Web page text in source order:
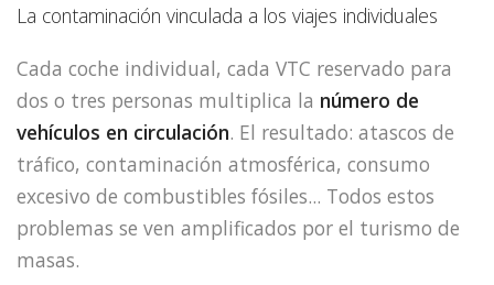
La contaminación vinculada a los viajes individuales
Cada coche individual, cada VTC reservado para
dos o tres personas multiplica la número de
vehículos en circulación. El resultado: atascos de
tráfico, contaminación atmosférica, consumo
excesivo de combustibles fósiles... Todos estos
problemas se ven amplificados por el turismo de
masas.